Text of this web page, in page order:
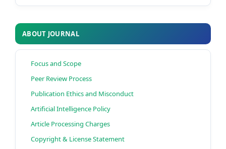
ABOUT JOURNAL
Focus and Scope
Peer Review Process
Publication Ethics and Misconduct
Artificial Intelligence Policy
Article Processing Charges
Copyright & License Statement